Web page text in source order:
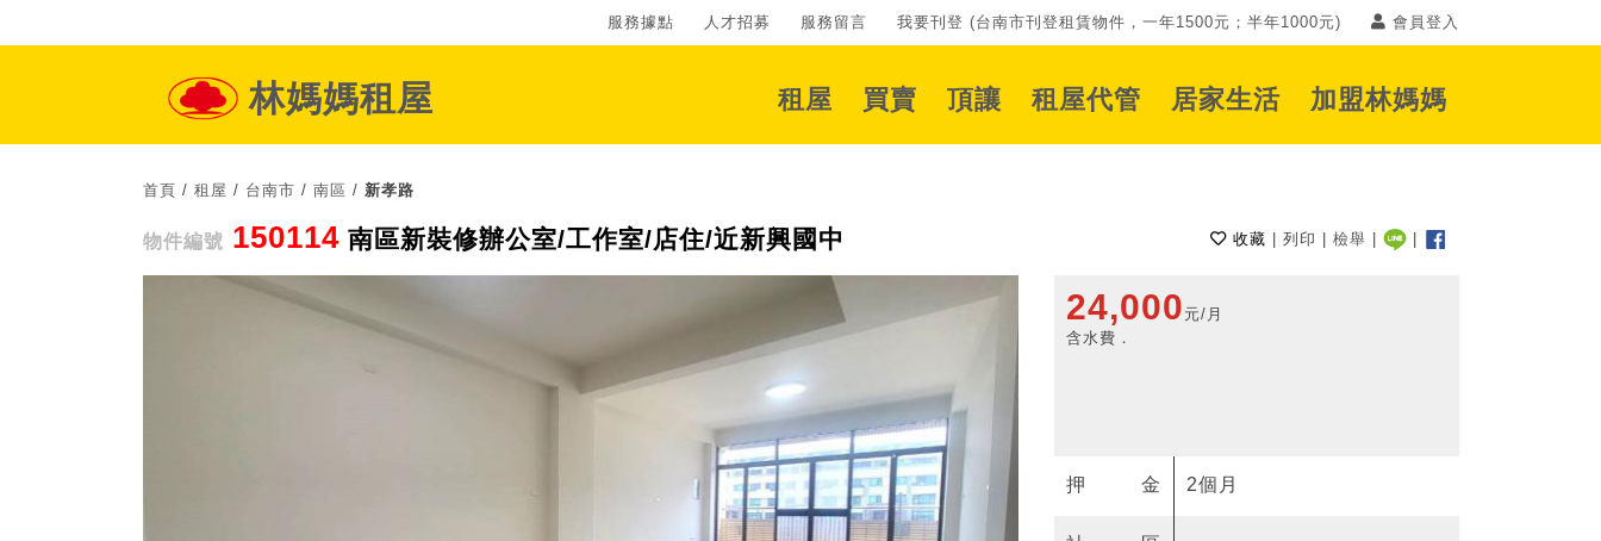
服務據點 人才招募 服務留言 我要刊登 (台南市刊登租賃物件，一年1500元；半年1000元) 會員登入
林媽媽租屋 租屋 買賣 頂讓 租屋代管 居家生活 加盟林媽媽
首頁 / 租屋 / 台南市 / 南區 / 新孝路
物件編號 150114南區新裝修辦公室/工作室/店住/近新興國中 收藏 | 列印 | 檢舉 | |
24,000 元/月
含水費．
押金 2個月